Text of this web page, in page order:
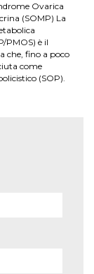
Ovarica
(SOMP) La
PMOS) è il
che, fino a poco
come
(SOP).